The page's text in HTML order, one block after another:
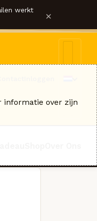
werkt ×
informatie over zijn